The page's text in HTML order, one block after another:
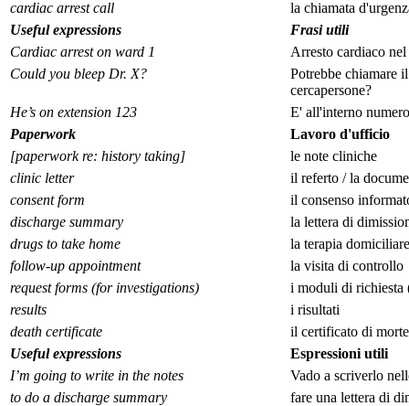
cardiac arrest call
la chiamata
Useful expressions
Frasi utili
Cardiac arrest on ward 1
Arresto cardiaco
Could you bleep Dr. X?
Potrebbe chiamare
cercapersone?
He’s on extension 123
E' all'interno
Paperwork
Lavoro d'ufficio
[paperwork re: history taking]
le note cliniche
clinic letter
il referto / la
consent form
il consenso
discharge summary
la lettera di
drugs to take home
la terapia domiciliare
follow-up appointment
la visita di controllo
request forms (for investigations)
i moduli di richiesta
results
i risultati
death certificate
il certificato di morte
Useful expressions
Espressioni utili
I’m going to write in the notes
Vado a scriverlo
to do a discharge summary
fare una lettera di